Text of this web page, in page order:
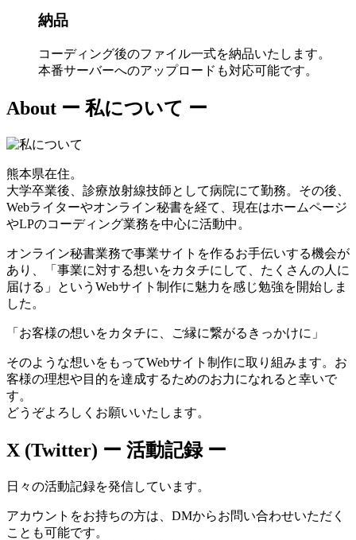
納品
コーディング後のファイル一式を納品いたします。
本番サーバーへのアップロードも対応可能です。
About ー 私について ー
熊本県在住。
大学卒業後、診療放射線技師として病院にて勤務。その後、
Webライターやオンライン秘書を経て、現在はホームページ
やLPのコーディング業務を中心に活動中。
オンライン秘書業務で事業サイトを作るお手伝いする機会が
あり、「事業に対する想いをカタチにして、たくさんの人に
届ける」というWebサイト制作に魅力を感じ勉強を開始しま
した。
「お客様の想いをカタチに、ご縁に繋がるきっかけに」
そのような想いをもってWebサイト制作に取り組みます。お
客様の理想や目的を達成するためのお力になれると幸いで
す。
どうぞよろしくお願いいたします。
X (Twitter) ー 活動記録 ー
日々の活動記録を発信しています。
アカウントをお持ちの方は、DMからお問い合わせいただく
ことも可能です。